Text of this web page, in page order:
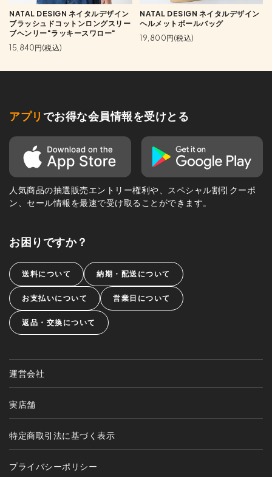
NATAL DESIGN ネイタルデザイン
ブラッシュドコットンロングスリー
ブヘンリー"ラッキースワロー"
15,840円(税込)
NATAL DESIGN ネイタルデザイン
ヘルメットボールバッグ
19,800円(税込)
アプリ でお得な会員情報を受けとる
人気商品の抽選販売エントリー権利や、スペシャル割引クーポ
ン、セール情報を最速で受け取ることができます。
お困りですか？
送料について 納期・配送について
お支払いについて 営業日について
返品・交換について
運営会社
実店舗
特定商取引法に基づく表示
プライバシーポリシー